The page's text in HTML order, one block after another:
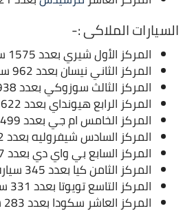
السيارات الملاكى :-
المركز الأول شيري بعدد 1575 سيارة
المركز الثاني نيسان بعدد 962 سيارة
المركز الثالث سوزوكي بعدد 938 سيارة
المركز الرابع هيونداي بعدد 622 سيارة
المركز الخامس ام جي بعدد 499 سيارة
المركز السادس شيفروليه بعدد 432 سيارة
المركز السابع بي واي دي بعدد 397 سيارة
المركز الثامن كيا بعدد 345 سيارة
المركز التاسع تويوتا بعدد 331 سيارة
المركز العاشر سكودا بعدد 283 سيارة